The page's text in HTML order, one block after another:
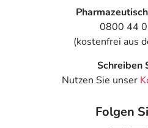
0800 44
(kostenfrei aus
Schreiben
Nutzen Sie unser
Folgen